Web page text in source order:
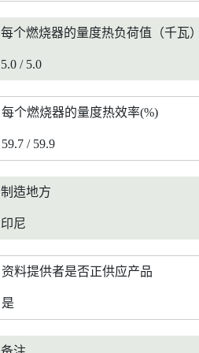
每个燃烧器的量度热负荷值（千瓦
5.0 / 5.0
每个燃烧器的量度热效率(%)
59.7 / 59.9
制造地方
印尼
资料提供者是否正供应产品
是